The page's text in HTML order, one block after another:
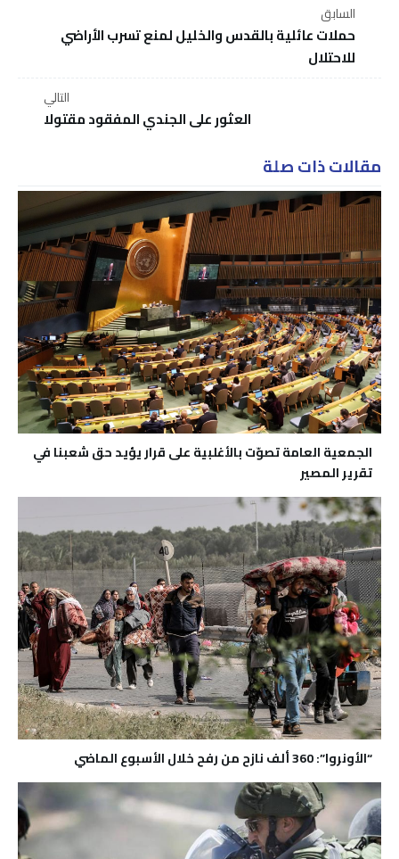
السابق
حملات عائلية بالقدس والخليل لمنع تسرب الأراضي
للاحتلال
التالي
العثور على الجندي المفقود مقتولا
مقالات ذات صلة
الجمعية العامة تصوّت بالأغلبية على قرار يؤيد حق شعبنا في
تقرير المصير
“الأونروا”: 360 ألف نازح من رفح خلال الأسبوع الماضي